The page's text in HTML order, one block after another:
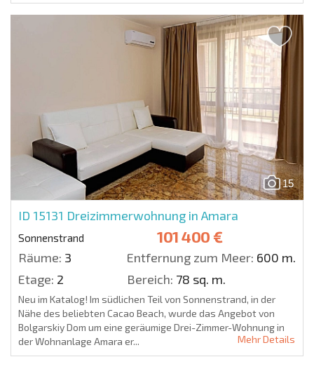
15
ID 15131 Dreizimmerwohnung in Amara
Sonnenstrand 101 400 €
Räume: 3 Entfernung zum Meer: 600 m.
Etage: 2 Bereich: 78 sq. m.
Neu im Katalog! Im südlichen Teil von Sonnenstrand, in der
Nähe des beliebten Cacao Beach, wurde das Angebot von
Bolgarskiy Dom um eine geräumige Drei-Zimmer-Wohnung in
der Wohnanlage Amara er...
Mehr Details